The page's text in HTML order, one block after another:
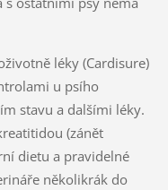
léky (Cardisure)
u psího
stavu a dalšími léky.
(zánět
dietu a pravidelné
několikrák do